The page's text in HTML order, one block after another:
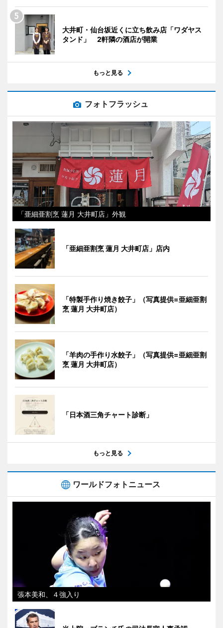
大井町・仙台坂近くに立ち飲み店「ワダヤス
タンド」 2軒隣の酒店が開業
もっと見る
フォトフラッシュ
「亜細亜割烹 蓮月 大井町店」外観
「亜細亜割烹 蓮月 大井町店」店内
「特製手作り焼き餃子」（写真提供=亜細亜割
烹 蓮月 大井町店）
「羊肉の手作り水餃子」（写真提供=亜細亜割
烹 蓮月 大井町店）
「日本酒三角チャート診断」
もっと見る
ワールドフォトニュース
張本美和、４強入り